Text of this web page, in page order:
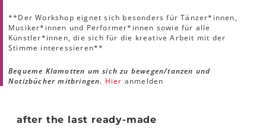
**Der Workshop eignet sich besonders für Tänzer*innen,
Musiker*innen und Performer*innen sowie für alle
Künstler*innen, die sich für die kreative Arbeit mit der
Stimme interessieren**
Bequeme Klamotten um sich zu bewegen/tanzen und
Notizbücher mitbringen. Hier anmelden
after the last ready-made